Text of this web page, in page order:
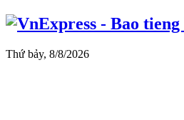
Thứ bảy, 8/8/2026